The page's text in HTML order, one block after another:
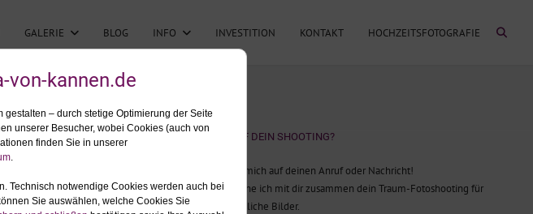
GALERIE BLOG INFO INVESTITION KONTAKT HOCHZEITSFOTOGRAFIE
LUST AUF DEIN SHOOTING?
Ich freue mich auf deinen Anruf oder Nachricht!
Gerne plane ich mit dir zusammen dein Traum-Fotoshooting für
unvergessliche Bilder.